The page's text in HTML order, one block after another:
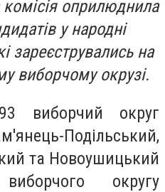
оприлюднила
у народні
зареєструвались на
виборчому окрузі.
виборчий округ
Подільський,
та Новоушицький
округу